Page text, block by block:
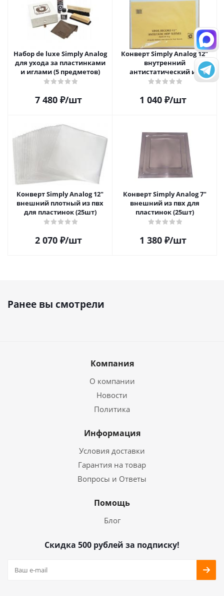
Набор de luxe Simply Analog
для ухода за пластинками
и иглами (5 предметов)
7 480₽/шт
Конверт Simply Analog 12"
внутренний
антистатический из
полиэтилена для пластинок
1 040₽/шт
Конверт Simply Analog 12"
внешний плотный из пвх
для пластинок (25шт)
2 070₽/шт
Конверт Simply Analog 7"
внешний из пвх для
пластинок (25шт)
1 380₽/шт
Ранее вы смотрели
Компания
О компании
Новости
Политика
Информация
Условия доставки
Гарантия на товар
Вопросы и Ответы
Помощь
Блог
Скидка 500 рублей за подписку!